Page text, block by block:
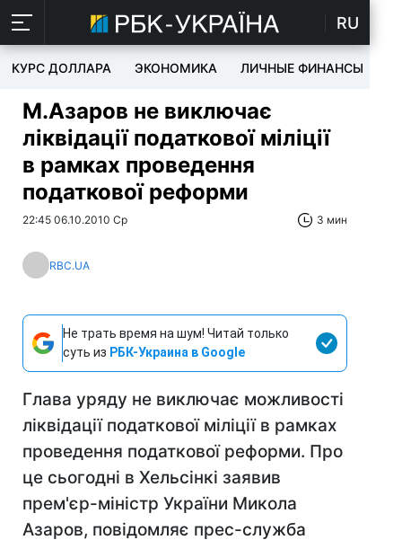
RU
КУРС ДОЛЛАРА ЭКОНОМИКА ЛИЧНЫЕ ФИНАНСЫ
М.Азаров не виключає
ліквідації податкової міліції
в рамках проведення
податкової реформи
22:45 06.10.2010 Ср 3 мин
RBC.UA
Не трать время на шум! Читай только
суть из РБК-Украина в Google
Глава уряду не виключає можливості
ліквідації податкової міліції в рамках
проведення податкової реформи. Про
це сьогодні в Хельсінкі заявив
прем'єр-міністр України Микола
Азаров, повідомляє прес-служба